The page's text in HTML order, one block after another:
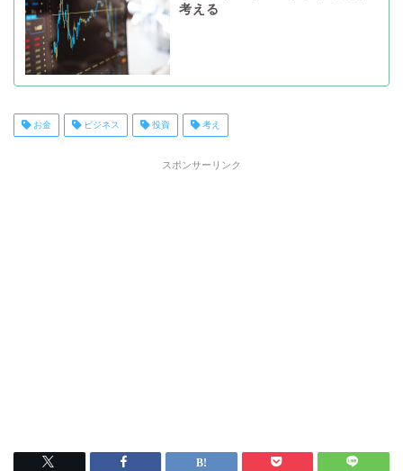
考える
お金 ビジネス 投資 考え
スポンサーリンク